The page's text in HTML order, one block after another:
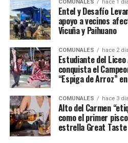
COMUNALES hace 1 día
Entel y Desafío
apoyo a vecinos
Vicuña y Paihuano
COMUNALES hace 2
Estudiante del
conquista el
“Espiga de Arroz”
COMUNALES hace 3
Alto del Carmen
como el primer
estrella Great Taste